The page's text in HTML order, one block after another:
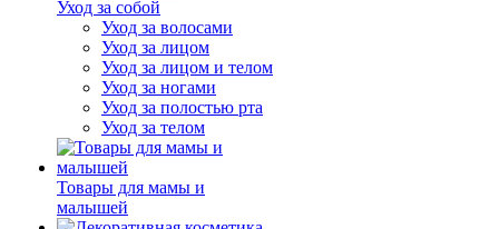
Уход за собой
Уход за волосами
Уход за лицом
Уход за лицом и телом
Уход за ногами
Уход за полостью рта
Уход за телом
Товары для мамы и
малышей